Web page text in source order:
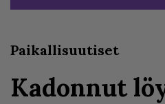
Paikallisuutiset
Kadonnut